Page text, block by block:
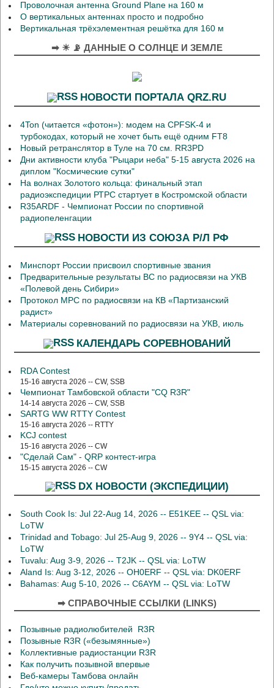
Проволочная антенна Ground Plane на 160 м
О вертикальных антеннах просто и подробно
Вертикальная трёхэлементная решётка для 160 м
➡ ☀ 📡 ДАННЫЕ О СОЛНЦЕ И ЗЕМЛЕ
НОВОСТИ ПОРТАЛА QRZ.RU
4Ton (читается «фотон»): модем на CPFSK-4 и
турбокодах, который не хочет быть ещё одним FT8
Новый ретранслятор в Туле на 70 см. RR3PD
Дни активности клуба "Рыцари неба" 5-15 августа 2026 на
диплом "Космические сутки"
На волнах Золотого кольца: финальный этап
радиоэкспедиции РТРС стартует в Костромской области
R35ARDF - Чемпионат России по спортивной
радиопеленгации
НОВОСТИ ИЗ СОЮЗА Р/Л РФ
Минспорт России присвоил спортивные звания
Предварительные результаты ВС по радиосвязи на УКВ
«Полевой день Сибири»
Протокол МРС по радиосвязи на КВ «Партизанский
радист»
Материалы соревнований по радиосвязи на УКВ, июль
КАЛЕНДАРЬ СОРЕВНОВАНИЙ
RDA Contest
15-16 августа 2026 -- CW, SSB
Чемпионат Тамбовской области "CQ R3R"
14-14 августа 2026 -- CW, SSB
SARTG WW RTTY Contest
15-16 августа 2026 -- RTTY
KCJ contest
15-16 августа 2026 -- CW
"Сделай Сам" - QRP контест-игра
15-15 августа 2026 -- CW
DX НОВОСТИ (ЭКСПЕДИЦИИ)
South Cook Is: Jul 22-Aug 14, 2026 -- E51KEE -- QSL via:
LoTW
Trinidad and Tobago: Jul 25-Aug 9, 2026 -- 9Y4 -- QSL via:
LoTW
Tuvalu: Aug 3-9, 2026 -- T2JK -- QSL via: LoTW
Aland Is: Aug 3-12, 2026 -- OH0ERF -- QSL via: DK0ERF
Bahamas: Aug 5-10, 2026 -- C6AYM -- QSL via: LoTW
➡ СПРАВОЧНЫЕ ССЫЛКИ (LINKS)
Позывные радиолюбителей R3R
Позывные R3R («безымянные»)
Коллективные радиостанции R3R
Как получить позывной впервые
Веб-камеры Тамбова онлайн